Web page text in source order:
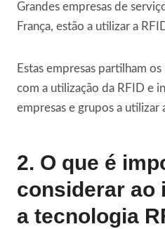
Grandes empresas de
França, estão a utilizar a
Estas empresas partilham
com a utilização da RFID e
empresas e grupos a utilizar
2. O que é
considerar ao
a tecnologia